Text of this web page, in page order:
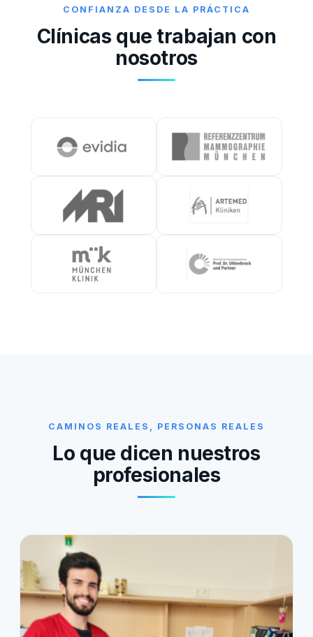
CONFIANZA DESDE LA PRÁCTICA
Clínicas que trabajan con
nosotros
CAMINOS REALES, PERSONAS REALES
Lo que dicen nuestros
profesionales